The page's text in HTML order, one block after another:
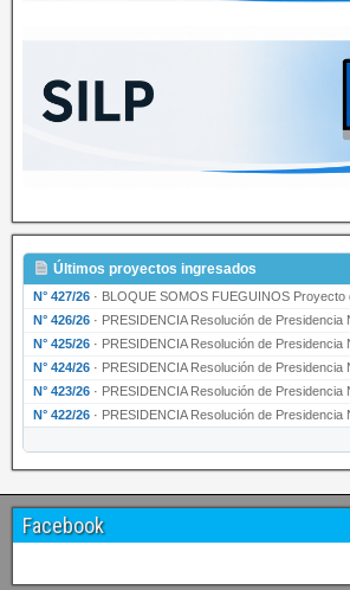
Últimos proyectos ingresados
N° 427/26 · BLOQUE SOMOS FUEGUINOS Proyecto de Declaración
N° 426/26 · PRESIDENCIA Resolución de Presidencia N° 216/26
N° 425/26 · PRESIDENCIA Resolución de Presidencia N° 212/26
N° 424/26 · PRESIDENCIA Resolución de Presidencia Nº 210/26
N° 423/26 · PRESIDENCIA Resolución de Presidencia Nº 209/26
N° 422/26 · PRESIDENCIA Resolución de Presidencia N°
Facebook